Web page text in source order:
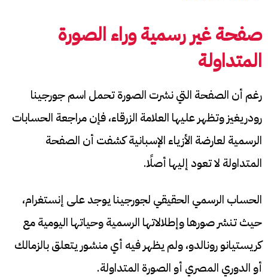
صفحة غير رسمية وراء الصورة
المتداولة
رغم أن الصفحة التي نشرت الصورة تحمل اسم جورجينا
رودريغيز وتظهر عليها العلامة الزرقاء، فإن مراجعة الحسابات
الرسمية لعارضة الأزياء الإسبانية كشفت أن الصفحة
المتداولة لا تعود إليها أصلًا.
الحساب الرسمي الحقيقي لجورجينا يوجد على إنستغرام،
حيث تنشر صورها وإطلالاتها الرسمية وحياتها اليومية مع
كريستيانو رونالدو، ولم يظهر فيه أي منشور يتعلق بالزمالك
أو الدوري المصري أو الصورة المتداولة.